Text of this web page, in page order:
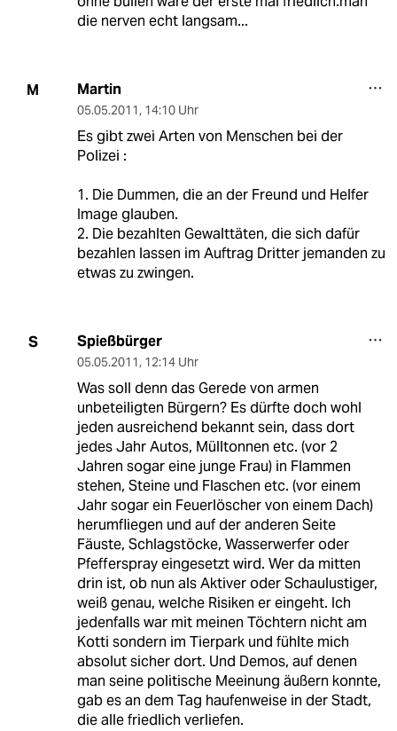
die nerven echt langsam...
M Martin
05.05.2011, 14:10 Uhr
Es gibt zwei Arten von Menschen bei der
Polizei :
1. Die Dummen, die an der Freund und Helfer
Image glauben.
2. Die bezahlten Gewalttäten, die sich dafür
bezahlen lassen im Auftrag Dritter jemanden zu
etwas zu zwingen.
S Spießbürger
05.05.2011, 12:14 Uhr
Was soll denn das Gerede von armen
unbeteiligten Bürgern? Es dürfte doch wohl
jeden ausreichend bekannt sein, dass dort
jedes Jahr Autos, Mülltonnen etc. (vor 2
Jahren sogar eine junge Frau) in Flammen
stehen, Steine und Flaschen etc. (vor einem
Jahr sogar ein Feuerlöscher von einem Dach)
herumfliegen und auf der anderen Seite
Fäuste, Schlagstöcke, Wasserwerfer oder
Pfefferspray eingesetzt wird. Wer da mitten
drin ist, ob nun als Aktiver oder Schaulustiger,
weiß genau, welche Risiken er eingeht. Ich
jedenfalls war mit meinen Töchtern nicht am
Kotti sondern im Tierpark und fühlte mich
absolut sicher dort. Und Demos, auf denen
man seine politische Meeinung äußern konnte,
gab es an dem Tag haufenweise in der Stadt,
die alle friedlich verliefen.